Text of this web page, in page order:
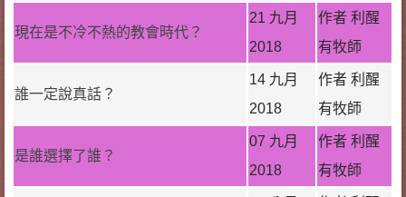
現在是不冷不熱的教會時代？
21 九月
2018
作者 利醒
有牧師
誰一定說真話？
14 九月
2018
作者 利醒
有牧師
是誰選擇了誰？
07 九月
2018
作者 利醒
有牧師